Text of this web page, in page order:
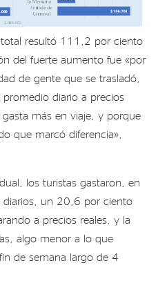
resultó 111,2 por ciento
del fuerte aumento fue «por
de gente que se trasladó,
diario a precios
más en viaje, y porque
que marcó diferencia»,
los turistas gastaron, en
un 20,6 por ciento
a precios reales, y la
algo menor a lo que
de semana largo de 4